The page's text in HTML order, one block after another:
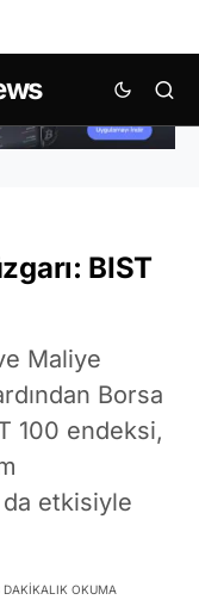
BIST
Maliye
Borsa
100 endeksi,
da etkisiyle
DAKIKALIK OKUMA